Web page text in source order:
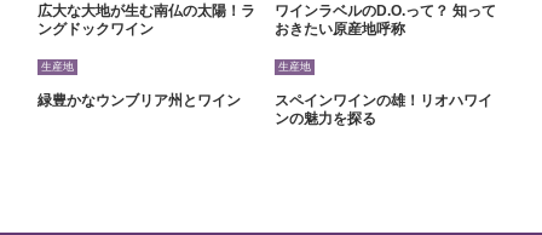
広大な大地が生む南仏の太陽！ラ
ングドックワイン
ワインラベルのD.O.って？ 知って
おきたい原産地呼称
生産地
緑豊かなウンブリア州とワイン
生産地
スペインワインの雄！リオハワイ
ンの魅力を探る